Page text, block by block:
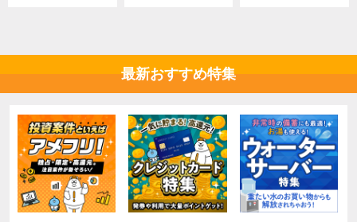
最新おすすめ特集